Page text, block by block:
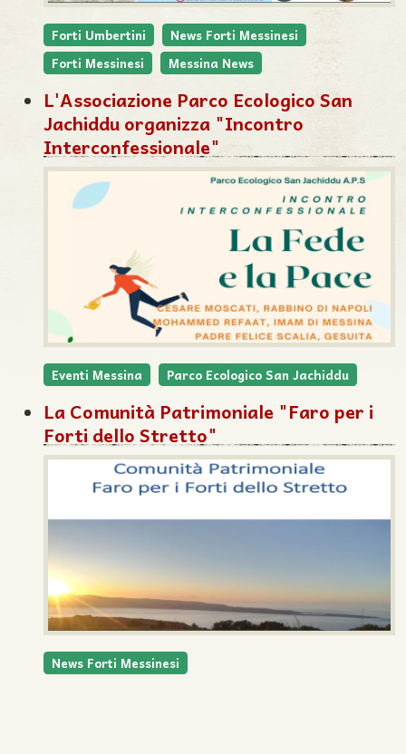
Forti Umbertini
News Forti Messinesi
Forti Messinesi
Messina News
L'Associazione Parco Ecologico San
Jachiddu organizza "Incontro
Interconfessionale"
Eventi Messina Parco Ecologico San Jachiddu
La Comunità Patrimoniale "Faro per i
Forti dello Stretto"
News Forti Messinesi